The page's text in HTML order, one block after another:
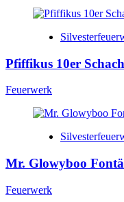
Pfiffikus 10er
Feuerwerk
Mr. Glowyboo
Feuerwerk